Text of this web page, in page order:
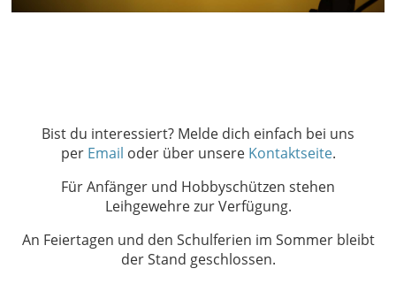
Bist du interessiert? Melde dich einfach bei uns
per Email oder über unsere Kontaktseite.
Für Anfänger und Hobbyschützen stehen
Leihgewehre zur Verfügung.
An Feiertagen und den Schulferien im Sommer bleibt
der Stand geschlossen.